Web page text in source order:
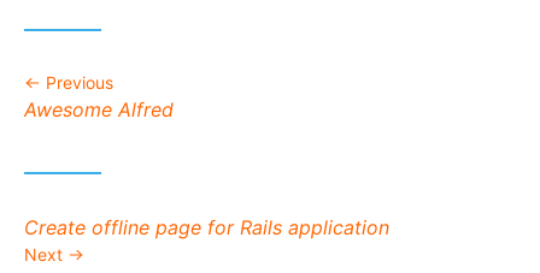
Previous
Previous post:
Awesome Alfred
Next post:
Create offline page for Rails application
Next